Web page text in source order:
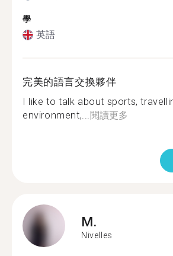
學
英語
完美的語言交換夥伴
I like to talk about sports,
environment,...閱讀更多
M.
Nivelles